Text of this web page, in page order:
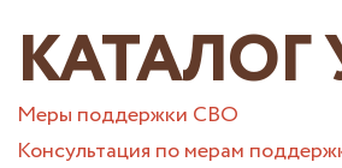
КАТАЛОГ
Меры поддержки СВО
Консультация по мерам